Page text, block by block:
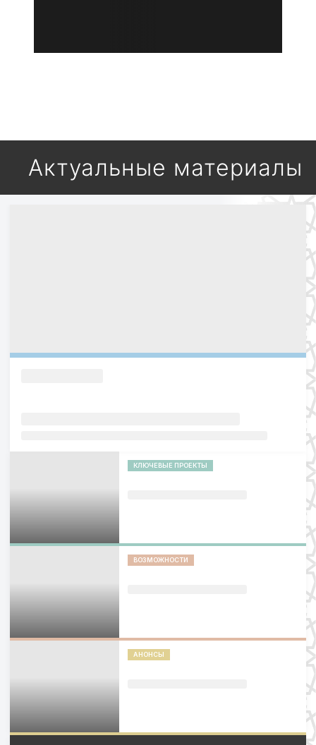
Актуальные материалы
КЛЮЧЕВЫЕ ПРОЕКТЫ
ВОЗМОЖНОСТИ
АНОНСЫ